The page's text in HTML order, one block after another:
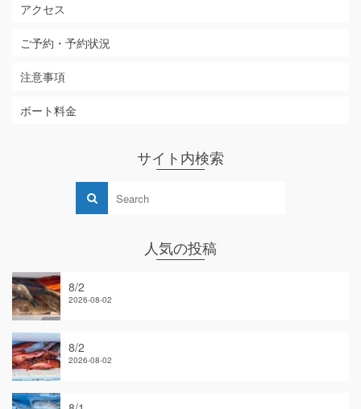
アクセス
ご予約・予約状況
注意事項
ボート料金
サイト内検索
人気の投稿
8/2
2026-08-02
8/2
2026-08-02